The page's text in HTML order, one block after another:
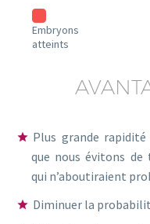
Embryons
atteints
Plus grande
que nous évitons
qui n’aboutiraient
Diminuer la